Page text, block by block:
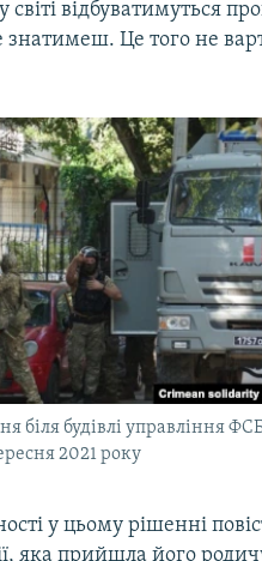
відбуватимуться
знатимеш. Це того не
біля будівлі управління ФСБ
2021 року
у цьому рішенні
яка прийшла його